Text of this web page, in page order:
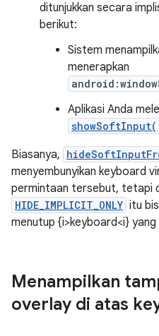
ditunjukkan secara
berikut:
Sistem
menerapkan
Aplikasi Anda
Biasanya,
menyembunyikan keyboard
permintaan tersebut, tetapi
HIDE_IMPLICIT_ONLY itu
menutup {i>keyboard<i}
Menampilkan
overlay di atas